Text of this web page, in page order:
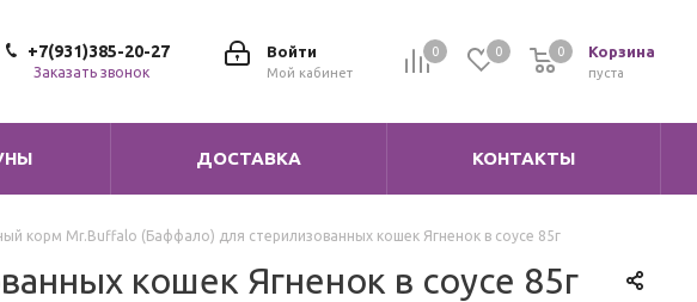
0 0 Корзина
0
пуста
0
Войти
Мой кабинет
+7(931)385-20-27
Заказать звонок
ДОСТАВКА КОНТАКТЫ
корм Mr.Buffalo (Баффало) для стерилизованных кошек Ягненок в соусе 85г
кошек Ягненок в соусе 85г